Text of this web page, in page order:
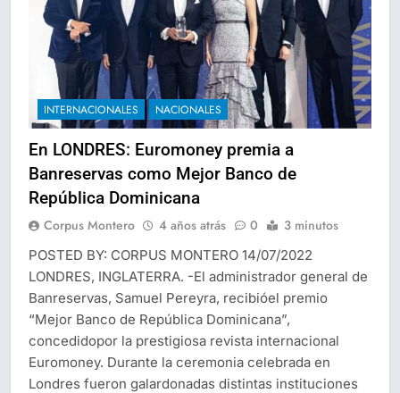
INTERNACIONALES NACIONALES
En LONDRES: Euromoney premia a
Banreservas como Mejor Banco de
República Dominicana
Corpus Montero 4 años atrás 0 3 minutos
POSTED BY: CORPUS MONTERO 14/07/2022
LONDRES, INGLATERRA. -El administrador general de
Banreservas, Samuel Pereyra, recibióel premio
“Mejor Banco de República Dominicana”,
concedidopor la prestigiosa revista internacional
Euromoney. Durante la ceremonia celebrada en
Londres fueron galardonadas distintas instituciones